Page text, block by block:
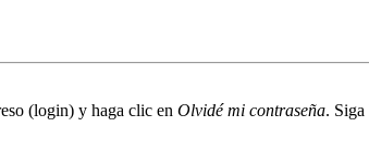
(login) y haga clic en Olvidé mi contraseña. Siga